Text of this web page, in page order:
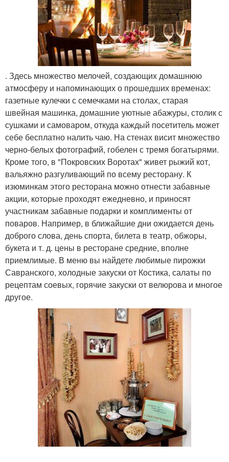
. Здесь множество мелочей, создающих домашнюю
атмосферу и напоминающих о прошедших временах:
газетные кулечки с семечками на столах, старая
швейная машинка, домашние уютные абажуры, столик с
сушками и самоваром, откуда каждый посетитель может
себе бесплатно налить чаю. На стенах висит множество
черно-белых фотографий, гобелен с тремя богатырями.
Кроме того, в "Покровских Воротах" живет рыжий кот,
вальяжно разгуливающий по всему ресторану. К
изюминкам этого ресторана можно отнести забавные
акции, которые проходят ежедневно, и приносят
участникам забавные подарки и комплименты от
поваров. Например, в ближайшие дни ожидается день
доброго слова, день спорта, билета в театр, обжоры,
букета и т. д. цены в ресторане средние, вполне
приемлимые. В меню вы найдете любимые пирожки
Савранского, холодные закуски от Костика, салаты по
рецептам соевых, горячие закуски от велюрова и многое
другое.